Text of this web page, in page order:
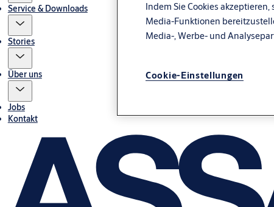
Service & Downloads
Stories
Über uns
Jobs
Kontakt
Indem Sie Cookies
Media-Funktionen
Media-, Werbe- und
Cookie-Einstellungen